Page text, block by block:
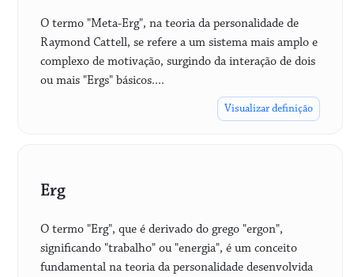
O termo "Meta-Erg", na teoria da personalidade de
Raymond Cattell, se refere a um sistema mais amplo e
complexo de motivação, surgindo da interação de dois
ou mais "Ergs" básicos....
Visualizar definição
Erg
O termo "Erg", que é derivado do grego "ergon",
significando "trabalho" ou "energia", é um conceito
fundamental na teoria da personalidade desenvolvida